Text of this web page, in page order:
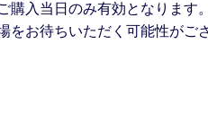
購入当日のみ有効となります
をお待ちいただく可能性がご